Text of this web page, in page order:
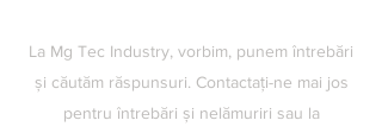
La Mg Tec Industry, vorbim, punem întrebări
și căutăm răspunsuri. Contactați-ne mai jos
pentru întrebări și nelămuriri sau la